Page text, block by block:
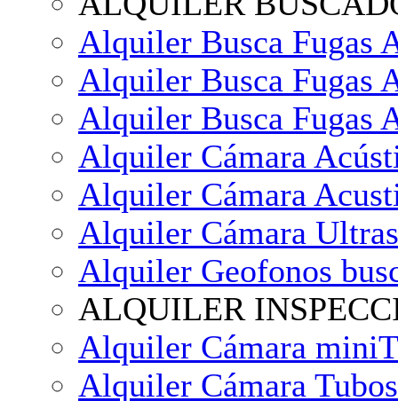
Alquiler Busca Fugas
Alquiler Busca Fugas
Alquiler Busca Fugas
Alquiler Cámara
Alquiler Cámara
Alquiler Cámara
Alquiler Geofonos
ALQUILER
Alquiler Cámara
Alquiler Cámara